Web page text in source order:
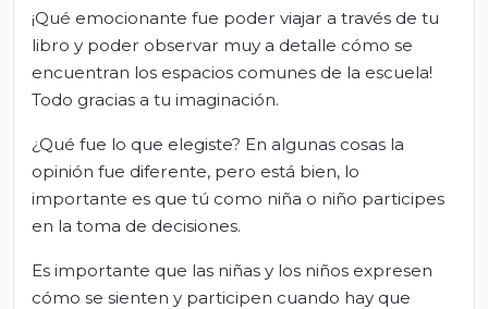
¡Qué emocionante fue poder viajar a través de tu
libro y poder observar muy a detalle cómo se
encuentran los espacios comunes de la escuela!
Todo gracias a tu imaginación.
¿Qué fue lo que elegiste? En algunas cosas la
opinión fue diferente, pero está bien, lo
importante es que tú como niña o niño participes
en la toma de decisiones.
Es importante que las niñas y los niños expresen
cómo se sienten y participen cuando hay que